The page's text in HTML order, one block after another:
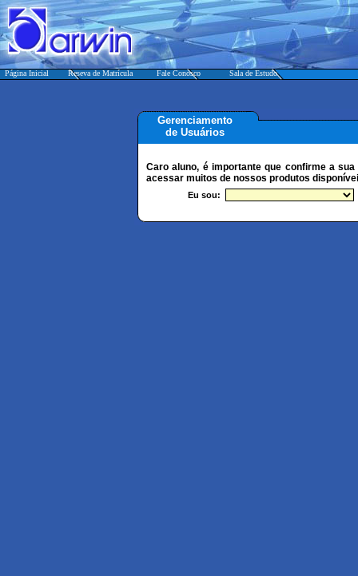
Página Inicial Reseva de Matrícula Fale Conosco Sala de Estudo
Gerenciamento
de Usuários
Caro aluno, é importante que confirme a
acessar muitos de nossos produtos
Eu sou: